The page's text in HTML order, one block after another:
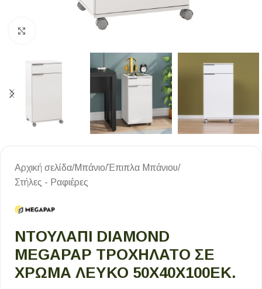
Κλικ για μεγέθυνση
Αρχική σελίδα/Μπάνιο/Έπιπλα Μπάνιου/
Στήλες - Ραφιέρες
ΝΤΟΥΛΆΠΙ DIAMOND
MEGAPAP ΤΡΟΧΉΛΑΤΟ ΣΕ
ΧΡΏΜΑ ΛΕΥΚΌ 50X40X100ΕΚ.